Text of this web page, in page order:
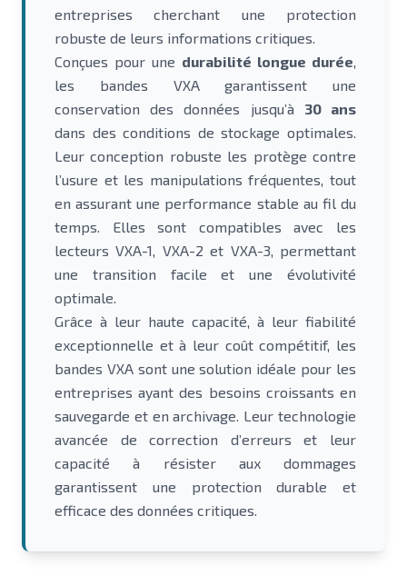
entreprises cherchant une protection
robuste de leurs informations critiques.
Conçues pour une durabilité longue durée,
les bandes VXA garantissent une
conservation des données jusqu’à 30 ans
dans des conditions de stockage optimales.
Leur conception robuste les protège contre
l’usure et les manipulations fréquentes, tout
en assurant une performance stable au fil du
temps. Elles sont compatibles avec les
lecteurs VXA-1, VXA-2 et VXA-3, permettant
une transition facile et une évolutivité
optimale.
Grâce à leur haute capacité, à leur fiabilité
exceptionnelle et à leur coût compétitif, les
bandes VXA sont une solution idéale pour les
entreprises ayant des besoins croissants en
sauvegarde et en archivage. Leur technologie
avancée de correction d’erreurs et leur
capacité à résister aux dommages
garantissent une protection durable et
efficace des données critiques.